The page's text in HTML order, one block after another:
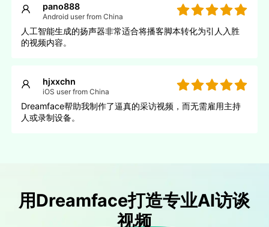
pano888
Android user from China
人工智能生成的扬声器非常适合将播客脚本转化为引人入胜
的视频内容。
hjxxchn
iOS user from China
Dreamface帮助我制作了逼真的采访视频，而无需雇用主持
人或录制设备。
用Dreamface打造专业AI访谈
视频